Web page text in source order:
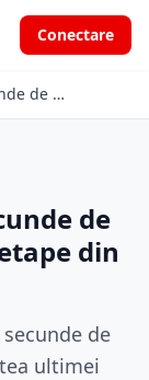
Conectare
Dacia Sandriders, la 7 secunde de victorie înaintea ultimei etape din Desafío Ruta 40
de
din
de
ultimei